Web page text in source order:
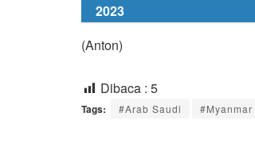
2023
(Anton)
Dibaca : 5
Tags: #Arab Saudi #Myanmar